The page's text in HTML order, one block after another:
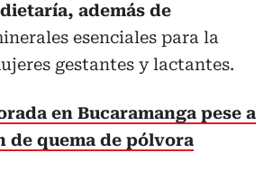
además de
esenciales para la
gestantes y lactantes.
en Bucaramanga pese a
de quema de pólvora